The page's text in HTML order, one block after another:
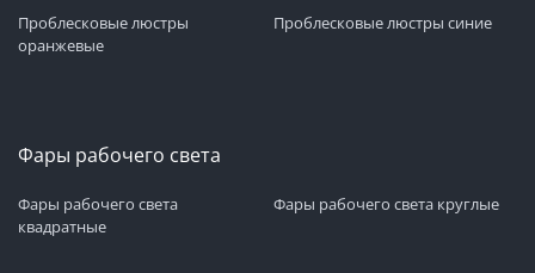
Проблесковые люстры
оранжевые
Проблесковые люстры синие
Фары рабочего света
Фары рабочего света
квадратные
Фары рабочего света круглые